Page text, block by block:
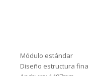
Módulo estándar
Diseño estructura fina